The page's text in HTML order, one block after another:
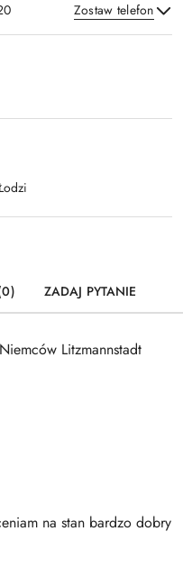
Zostaw telefon
ZADAJ PYTANIE
Litzmannstadt
na stan bardzo dobry